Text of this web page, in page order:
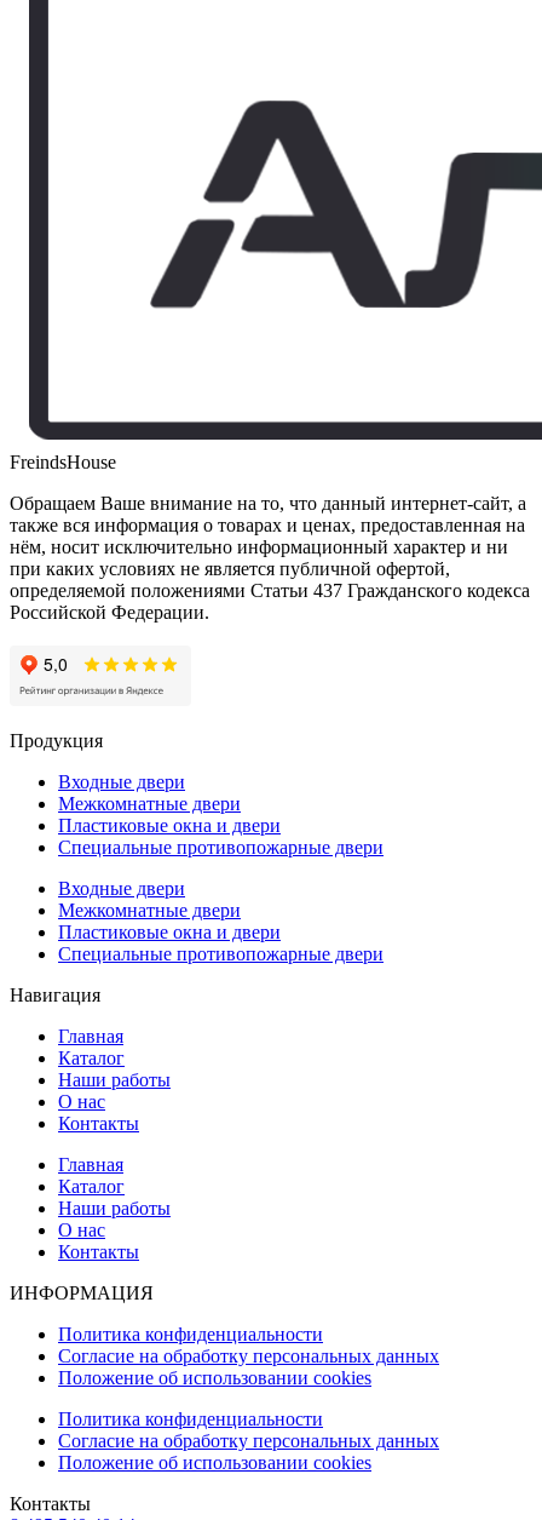
FreindsHouse
Обращаем Ваше внимание на то, что данный интернет-сайт, а
также вся информация о товарах и ценах, предоставленная на
нём, носит исключительно информационный характер и ни
при каких условиях не является публичной офертой,
определяемой положениями Статьи 437 Гражданского кодекса
Российской Федерации.
Продукция
Входные двери
Межкомнатные двери
Пластиковые окна и двери
Специальные противопожарные двери
Входные двери
Межкомнатные двери
Пластиковые окна и двери
Специальные противопожарные двери
Навигация
Главная
Каталог
Наши работы
О нас
Контакты
Главная
Каталог
Наши работы
О нас
Контакты
ИНФОРМАЦИЯ
Политика конфиденциальности
Согласие на обработку персональных данных
Положение об использовании cookies
Политика конфиденциальности
Согласие на обработку персональных данных
Положение об использовании cookies
Контакты